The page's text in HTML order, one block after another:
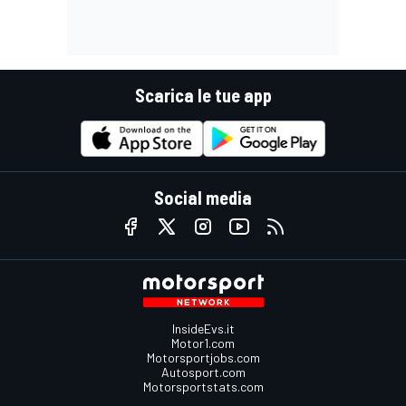
Scarica le tue app
Social media
InsideEvs.it
Motor1.com
Motorsportjobs.com
Autosport.com
Motorsportstats.com